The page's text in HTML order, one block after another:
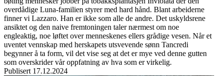
overdådige Luna-familien styrer med hard hånd. Blant arbeiderne
finner vi Lazzaro. Han er ikke som alle de andre. Det uskyldsrene
ansiktet og den naive fremtoningen taler nærmest om noe
engleaktig, noe løftet over menneskenes ellers grådige vesen. Når et
uventet vennskap med herskapets utsvevende sønn Tancredi
begynner å ta form, vil det vise seg at det er mye ved denne gutten
som overskrider vår oppfatning av hva som er virkelig.
Publisert 17.12.2024